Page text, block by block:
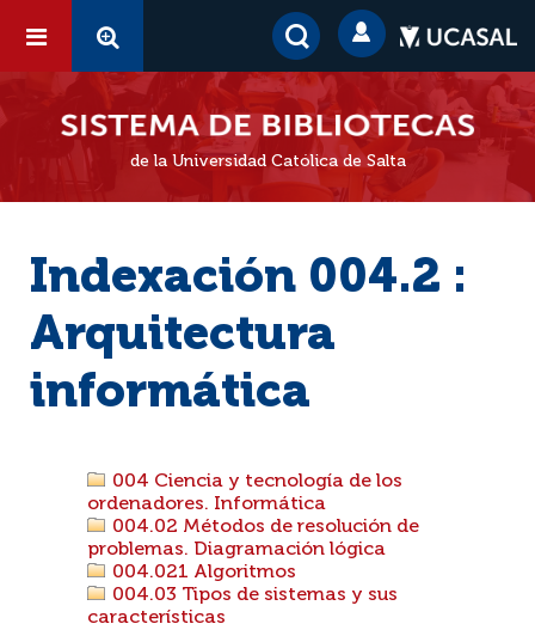
de la Universidad Católica de Salta
Indexación 004.2 :
Arquitectura
informática
004 Ciencia y tecnología de los
ordenadores. Informática
004.02 Métodos de resolución de
problemas. Diagramación lógica
004.021 Algoritmos
004.03 Tipos de sistemas y sus
características